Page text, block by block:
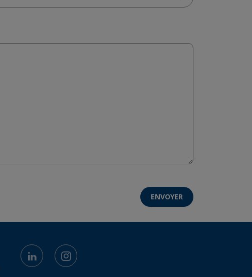
ENVOYER